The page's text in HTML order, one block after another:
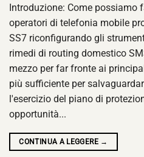
Introduzione: Come possiamo
operatori di telefonia mobile
SS7 riconfigurando gli
rimedi di routing domestico
mezzo per far fronte ai
più sufficiente per
l'esercizio del piano di
opportunità...
CONTINUA A LEGGERE →